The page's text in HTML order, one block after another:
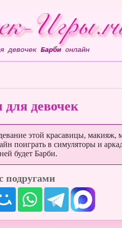
девочек Барбионлайн
девочек
этой красавицы, макияж,
поиграть в симуляторы и
будет Барби.
подругами